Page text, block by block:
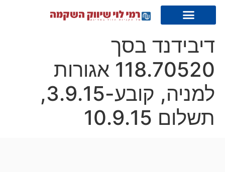
דיבידנד בסך
118.70520 אגורות
למניה, קובע-3.9.15,
תשלום 10.9.15